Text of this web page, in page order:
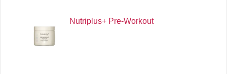
Nutriplus+ Pre-Workout